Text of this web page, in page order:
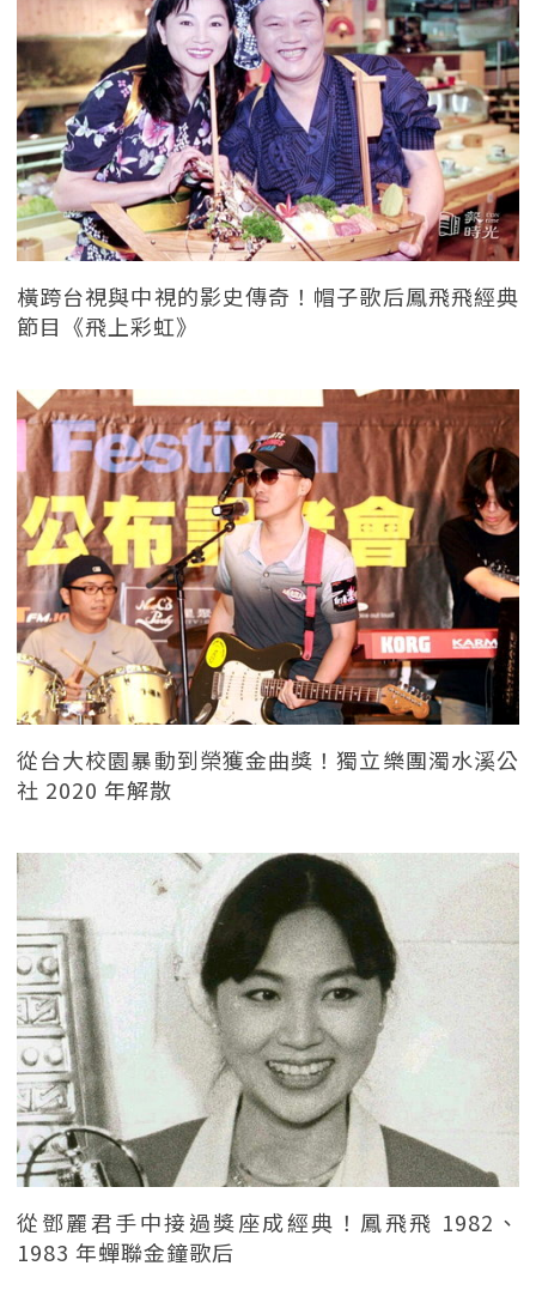
橫跨台視與中視的影史傳奇！帽子歌后鳳飛飛經典
節目《飛上彩虹》
從台大校園暴動到榮獲金曲獎！獨立樂團濁水溪公
社 2020 年解散
從鄧麗君手中接過獎座成經典！鳳飛飛 1982、
1983 年蟬聯金鐘歌后